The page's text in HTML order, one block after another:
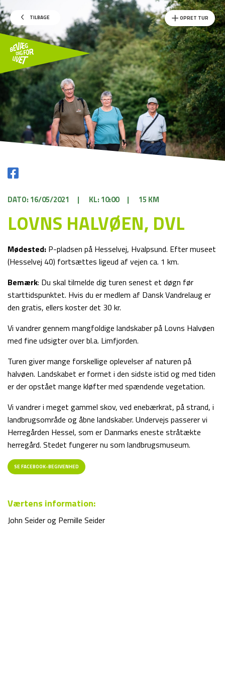
TILBAGE OPRET TUR
DATO: 16/05/2021 | KL: 10:00 | 15 KM
LOVNS HALVØEN, DVL
Mødested: P-pladsen på Hesselvej, Hvalpsund. Efter museet
(Hesselvej 40) fortsættes ligeud af vejen ca. 1 km.
Bemærk: Du skal tilmelde dig turen senest et døgn før
starttidspunktet. Hvis du er medlem af Dansk Vandrelaug er
den gratis, ellers koster det 30 kr.
Vi vandrer gennem mangfoldige landskaber på Lovns Halvøen
med fine udsigter over bl.a. Limfjorden.
Turen giver mange forskellige oplevelser af naturen på
halvøen. Landskabet er formet i den sidste istid og med tiden
er der opstået mange kløfter med spændende vegetation.
Vi vandrer i meget gammel skov, ved enebærkrat, på strand, i
landbrugsområde og åbne landskaber. Undervejs passerer vi
Herregården Hessel, som er Danmarks eneste stråtækte
herregård. Stedet fungerer nu som landbrugsmuseum.
SE FACEBOOK-BEGIVENHED
Værtens information:
John Seider og Pernille Seider